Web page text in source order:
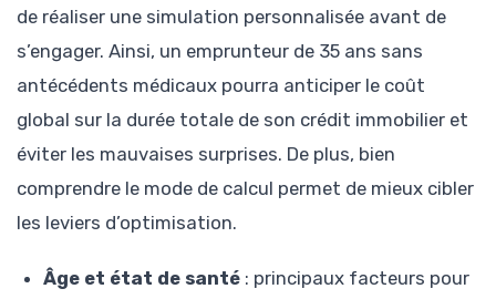
de réaliser une simulation personnalisée avant de
s’engager. Ainsi, un emprunteur de 35 ans sans
antécédents médicaux pourra anticiper le coût
global sur la durée totale de son crédit immobilier et
éviter les mauvaises surprises. De plus, bien
comprendre le mode de calcul permet de mieux cibler
les leviers d’optimisation.
Âge et état de santé : principaux facteurs pour